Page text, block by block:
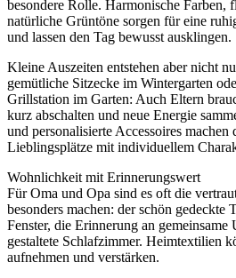
besondere Rolle. Harmonische Farben,
natürliche Grüntöne sorgen für eine
und lassen den Tag bewusst ausklingen.
Kleine Auszeiten entstehen aber nicht
gemütliche Sitzecke im Wintergarten
Grillstation im Garten: Auch Eltern
kurz abschalten und neue Energie
und personalisierte Accessoires machen
Lieblingsplätze mit individuellem
Wohnlichkeit mit Erinnerungswert
Für Oma und Opa sind es oft die
besonders machen: der schön gedeckte
Fenster, die Erinnerung an
gestaltete Schlafzimmer. Heimtextilien
aufnehmen und verstärken.